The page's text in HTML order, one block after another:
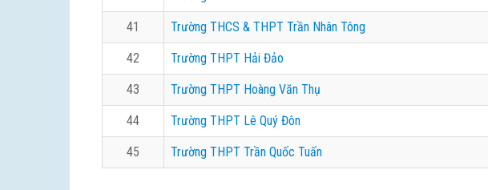
41 Trường THCS & THPT Trần Nhân Tông
42 Trường THPT Hải Đảo
43 Trường THPT Hoàng Văn Thụ
44 Trường THPT Lê Quý Đôn
45 Trường THPT Trần Quốc Tuấn